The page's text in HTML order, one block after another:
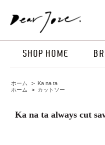
ホーム > Ka na ta
ホーム
> カットソー
Ka na ta always cut